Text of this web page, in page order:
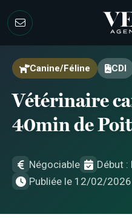
Canine/Féline CDI
Vétérinaire
40min de
Négociable
Début
Publiée le 12/02/2026